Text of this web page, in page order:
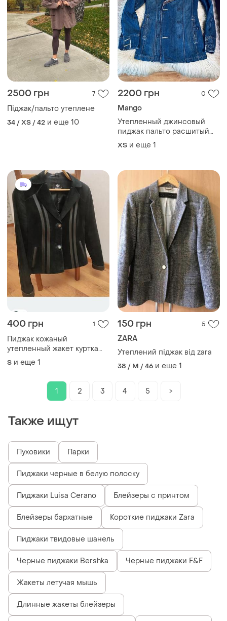
2500 грн 7
Піджак/пальто утеплене
34 / XS / 42 и еще 10
2200 грн 0
Mango
Утепленный джинсовый
пиджак пальто расшитый
натуральными камнями
ХS и еще 1
400 грн 1
Пиджак кожаный
утепленный жакет куртка
замш натуральная кожа 42-
44 р
S и еще 1
150 грн 5
ZARA
Утеплений піджак від zara
38 / M / 46 и еще 1
1 2 3 4 5 >
Также ищут
Пуховики Парки
Пиджаки черные в белую полоску
Пиджаки Luisa Cerano Блейзеры с принтом
Блейзеры бархатные Короткие пиджаки Zara
Пиджаки твидовые шанель
Черные пиджаки Bershka Черные пиджаки F&F
Жакеты летучая мышь
Длинные жакеты блейзеры